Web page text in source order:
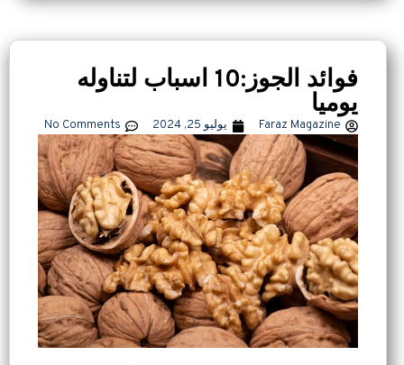
فوائد الجوز:10 اسباب لتناوله
یومیا
Faraz Magazine يوليو 25, 2024 No Comments